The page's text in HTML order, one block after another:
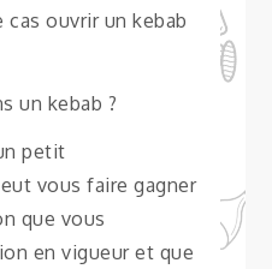
cas ouvrir un kebab
un kebab ?
petit
vous faire gagner
que vous
en vigueur et que